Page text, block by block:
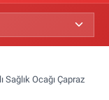
Ocağı Çapraz